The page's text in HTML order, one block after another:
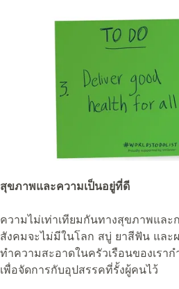
สุขภาพและความเป็นอยู่ที่ดี
ความไม่เท่าเทียมกันทางสุขภาพและ
สังคมจะไม่มีในโลก สบู่ ยาสีฟัน แล
ทำความสะอาดในครัวเรือนของเราก
เพื่อจัดการกับอุปสรรคที่รั้งผู้คนไว้